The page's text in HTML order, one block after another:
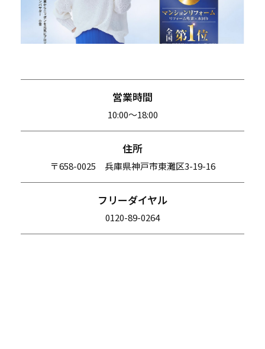
営業時間
10:00〜18:00
住所
〒658-0025 兵庫県神戸市東灘区3-19-16
フリーダイヤル
0120-89-0264